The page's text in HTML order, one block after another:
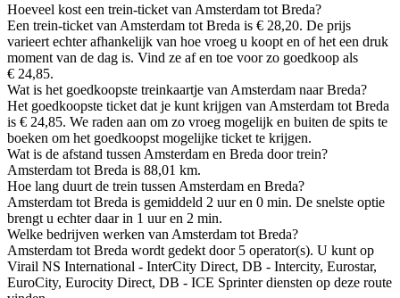
Hoeveel kost een trein-ticket van Amsterdam tot Breda?
Een trein-ticket van Amsterdam tot Breda is € 28,20. De prijs
varieert echter afhankelijk van hoe vroeg u koopt en of het een druk
moment van de dag is. Vind ze af en toe voor zo goedkoop als
€ 24,85.
Wat is het goedkoopste treinkaartje van Amsterdam naar Breda?
Het goedkoopste ticket dat je kunt krijgen van Amsterdam tot Breda
is € 24,85. We raden aan om zo vroeg mogelijk en buiten de spits te
boeken om het goedkoopst mogelijke ticket te krijgen.
Wat is de afstand tussen Amsterdam en Breda door trein?
Amsterdam tot Breda is 88,01 km.
Hoe lang duurt de trein tussen Amsterdam en Breda?
Amsterdam tot Breda is gemiddeld 2 uur en 0 min. De snelste optie
brengt u echter daar in 1 uur en 2 min.
Welke bedrijven werken van Amsterdam tot Breda?
Amsterdam tot Breda wordt gedekt door 5 operator(s). U kunt op
Virail NS International - InterCity Direct, DB - Intercity, Eurostar,
EuroCity, Eurocity Direct, DB - ICE Sprinter diensten op deze route